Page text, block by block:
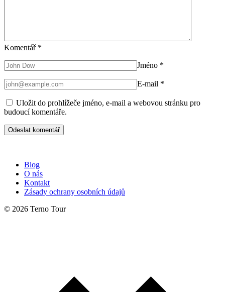
Komentář *
Jméno *
E-mail *
Uložit do prohlížeče jméno, e-mail a webovou stránku pro
budoucí komentáře.
Blog
O nás
Kontakt
Zásady ochrany osobních údajů
© 2026 Terno Tour